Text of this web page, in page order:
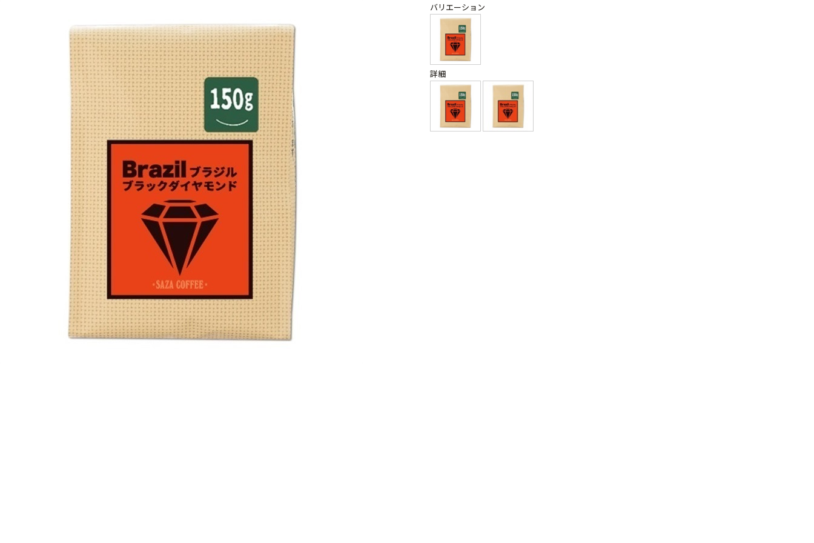
バリエーション
詳細